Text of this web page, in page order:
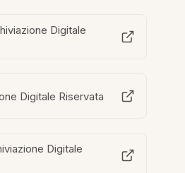
Digitale
Digitale Riservata
Digitale